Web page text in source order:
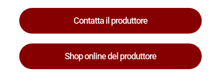
Contatta il produttore
Shop online del produttore